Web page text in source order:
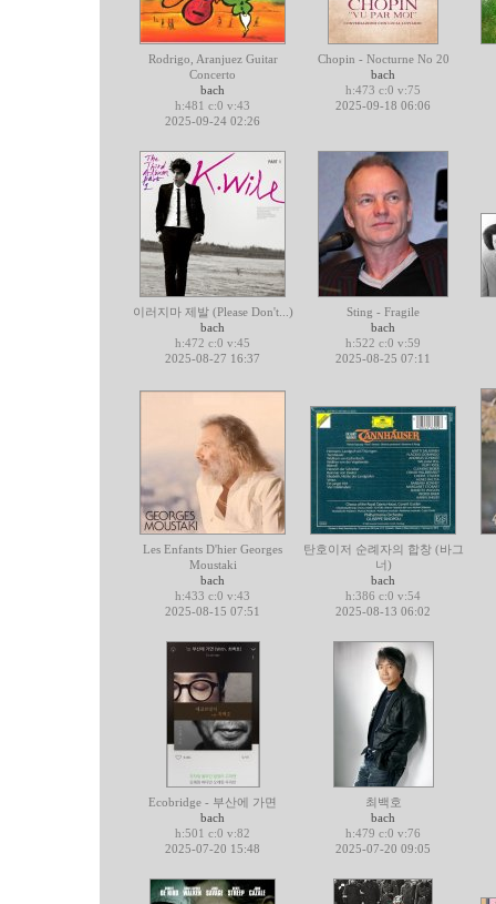
Rodrigo, Aranjuez Guitar
Concerto
bach
h:481 c:0 v:43
2025-09-24 02:26
Chopin - Nocturne No 20
bach
h:473 c:0 v:75
2025-09-18 06:06
이러지마 제발 (Please Don't...)
bach
h:472 c:0 v:45
2025-08-27 16:37
Sting - Fragile
bach
h:522 c:0 v:59
2025-08-25 07:11
Les Enfants D'hier Georges
Moustaki
bach
h:433 c:0 v:43
2025-08-15 07:51
탄호이저 순례자의 합창 (바그
너)
bach
h:386 c:0 v:54
2025-08-13 06:02
Ecobridge - 부산에 가면
bach
h:501 c:0 v:82
2025-07-20 15:48
최백호
bach
h:479 c:0 v:76
2025-07-20 09:05